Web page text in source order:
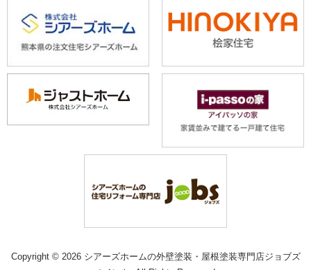
Copyright © 2026 シアーズホームの外壁塗装・屋根塗装専門店ジョブズ